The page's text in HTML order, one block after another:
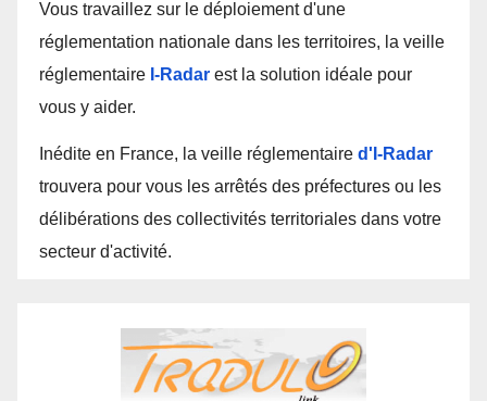
Vous travaillez sur le déploiement d'une
réglementation nationale dans les territoires, la veille
réglementaire I-Radar est la solution idéale pour
vous y aider.
Inédite en France, la veille réglementaire d'I-Radar
trouvera pour vous les arrêtés des préfectures ou les
délibérations des collectivités territoriales dans votre
secteur d'activité.